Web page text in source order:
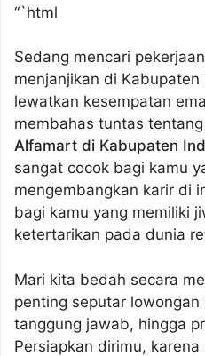
“`html
Sedang mencari
menjanjikan di Kabupaten
lewatkan kesempatan
membahas tuntas tentang
Alfamart di Kabupaten
sangat cocok bagi kamu
mengembangkan karir di
bagi kamu yang memiliki
ketertarikan pada dunia
Mari kita bedah secara
penting seputar lowongan
tanggung jawab, hingga
Persiapkan dirimu,